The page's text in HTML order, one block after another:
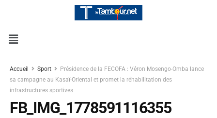
Accueil Sport
Présidence de la FECOFA : Véron Mosengo-Omba lance
sa campagne au Kasaï-Oriental et promet la réhabilitation des
infrastructures sportives
FB_IMG_1778591116355